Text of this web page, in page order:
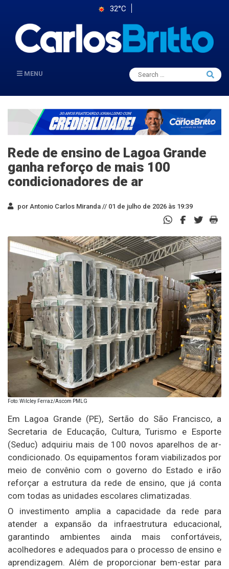
32°C
MENU
Search
for:
Search
Rede de ensino de Lagoa Grande
ganha reforço de mais 100
condicionadores de ar
por Antonio Carlos Miranda // 01 de julho de 2026 às 19:39
Foto: Wilcley Ferraz/Ascom PMLG
Em Lagoa Grande (PE), Sertão do São Francisco, a
Secretaria de Educação, Cultura, Turismo e Esporte
(Seduc) adquiriu mais de 100 novos aparelhos de ar-
condicionado. Os equipamentos foram viabilizados por
meio de convênio com o governo do Estado e irão
reforçar a estrutura da rede de ensino, que já conta
com todas as unidades escolares climatizadas.
O investimento amplia a capacidade da rede para
atender a expansão da infraestrutura educacional,
garantindo ambientes ainda mais confortáveis,
acolhedores e adequados para o processo de ensino e
aprendizagem. Além de proporcionar bem-estar para